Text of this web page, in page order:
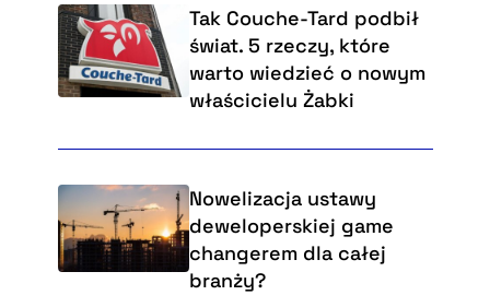
Tak Couche-Tard podbił
świat. 5 rzeczy, które
warto wiedzieć o nowym
właścicielu Żabki
Nowelizacja ustawy
deweloperskiej game
changerem dla całej
branży?